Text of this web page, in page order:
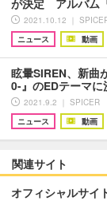
が決定 アルバム
2021.10.12 ｜
ニュース
動画
眩暈SIREN、新曲
0-』のEDテーマ
2021.9.2 ｜ SPICER
ニュース
動画
関連サイト
オフィシャルサイ